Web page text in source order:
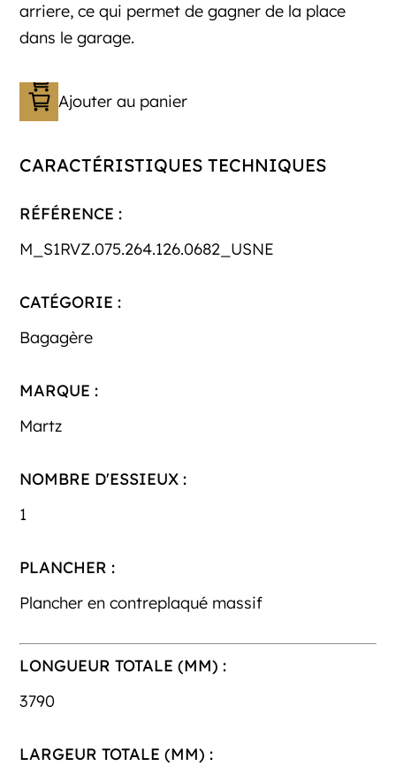
arriere, ce qui permet de gagner de la place
dans le garage.
Ajouter au panier
CARACTÉRISTIQUES TECHNIQUES
RÉFÉRENCE :
M_S1RVZ.075.264.126.0682_USNE
CATÉGORIE :
Bagagère
MARQUE :
Martz
NOMBRE D'ESSIEUX :
1
PLANCHER :
Plancher en contreplaqué massif
LONGUEUR TOTALE (MM) :
3790
LARGEUR TOTALE (MM) :